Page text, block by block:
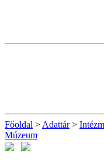
Főoldal > Adattár>
Múzeum